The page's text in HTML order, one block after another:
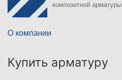
композитной арматуры
О компании
Купить арматуру